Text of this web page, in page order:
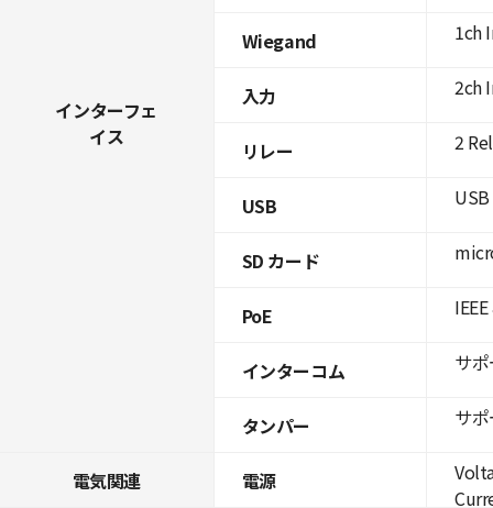
インターフェ
イス
Wiegand
入力
リレー
USB
SD カード
PoE
インターコム
タンパー
電気関連 電源
1ch
2ch
2
サ
サ